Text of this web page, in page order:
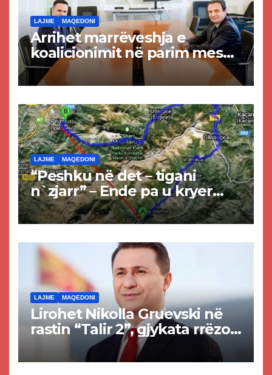
LAJME MAQEDONI
Arrihet marrëveshja e
koalicionimit në parim mes
Kurtit dhe Abdixhikut
LAJME MAQEDONI
“Peshku në det – tigani
n`zjarr” – Ende pa u kryer
projekti i tunelit, komuna e
Tetovës nis punimet për
LAJME MAQEDONI
Lirohet Nikolla Gruevski në
rastin “Talir 2”, gjykata rrëzon
akuzat për ndërtimin e
paligjshëm të selisë së